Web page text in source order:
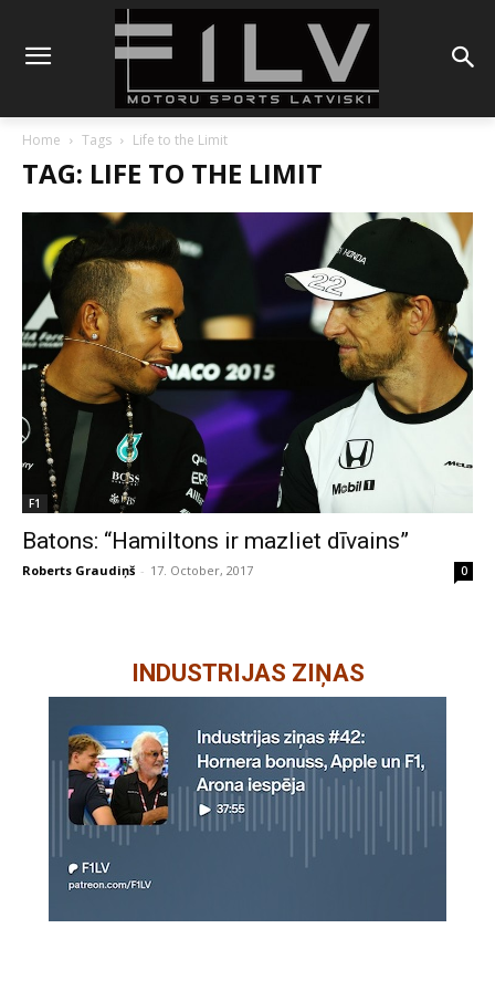
Home Tags Life to the Limit
TAG: LIFE TO THE LIMIT
F1
Batons: “Hamiltons ir mazliet dīvains”
Roberts Graudiņš - 17. October, 2017 0
INDUSTRIJAS ZIŅAS